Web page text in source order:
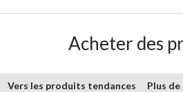
Acheter des
Vers les produits tendances Plus